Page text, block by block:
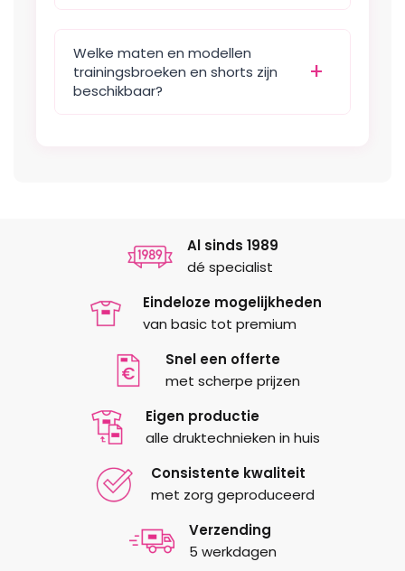
Welke maten en modellen
trainingsbroeken en shorts zijn
beschikbaar?
Al sinds 1989
dé specialist
Eindeloze mogelijkheden
van basic tot premium
Snel een offerte
met scherpe prijzen
Eigen productie
alle druktechnieken in huis
Consistente kwaliteit
met zorg geproduceerd
Verzending
5 werkdagen